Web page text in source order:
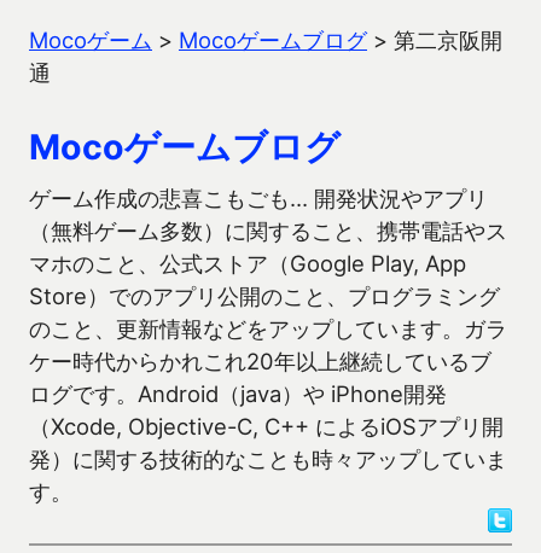
Mocoゲーム > Mocoゲームブログ> 第二京阪開
通
Mocoゲームブログ
ゲーム作成の悲喜こもごも… 開発状況やアプリ
（無料ゲーム多数）に関すること、携帯電話やス
マホのこと、公式ストア（Google Play, App
Store）でのアプリ公開のこと、プログラミング
のこと、更新情報などをアップしています。ガラ
ケー時代からかれこれ20年以上継続しているブ
ログです。Android（java）や iPhone開発
（Xcode, Objective-C, C++ によるiOSアプリ開
発）に関する技術的なことも時々アップしていま
す。